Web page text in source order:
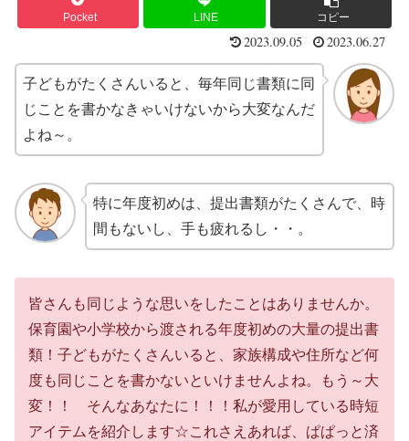
Pocket LINE コピー
2023.09.05 2023.06.27
子どもがたくさんいると、毎年同じ書類に同
じことを書かなきゃいけないから大変なんだ
よね～。
特に年度初めは、提出書類がたくさんで、時
間もないし、手も疲れるし・・。
皆さんも同じような思いをしたことはありませんか。
保育園や小学校から渡される年度初めの大量の提出書
類！子どもがたくさんいると、家族構成や住所など何
度も同じことを書かないといけませんよね。もう～大
変！！ そんなあなたに！！！私が愛用している時短
アイテムを紹介します☆これさえあれば、ぱぱっと済